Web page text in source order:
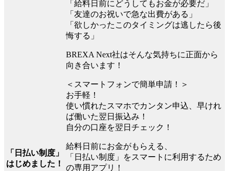
「日払い制度」
はじめました！
「給料日前にどうしてもお金が必要だ」
「友達のお祝いで急な出費がある」
「欲しかったこのタイミングは逃したら後
悔する」
BREXA Next社はそんな気持ちに正面から
向き合います！
＜スマートフォンで簡単申請！＞
お手軽！
使い慣れたスマホでカンタン申込、早けれ
ば働いた翌日振込み！
自分の口座を翌日チェック！
給料日前にお金がもらえる、
「日払い制度」をスマートに利用するため
の専用アプリ！